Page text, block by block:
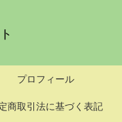
プロフィール
商取引法に基づく表記